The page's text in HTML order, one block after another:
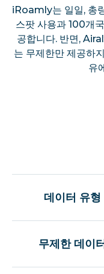
iRoamly는 일일, 총
스팟 사용과 100개
공합니다. 반면,
는 무제한만 제공하
유
데이터 유형
무제한 데이터